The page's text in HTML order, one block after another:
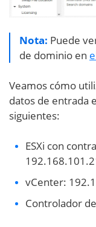
Nota: Puede
de dominio en
Veamos cómo
datos de entrada
siguientes:
ESXi con
vCenter:
Controlador